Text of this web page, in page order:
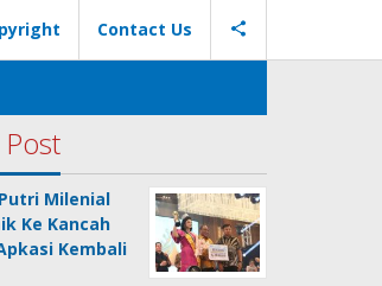
Contact Us
Milenial
Ke Kancah
Kembali